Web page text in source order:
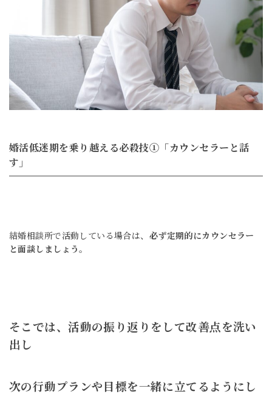
婚活低迷期を乗り越える必殺技①「カウンセラーと話
す」
結婚相談所で活動している場合は、 必ず定期的にカウンセラー
と面談しましょう。
そこでは、活動の振り返りをして改善点を洗い
出し
次の行動プランや目標を一緒に立てるようにし